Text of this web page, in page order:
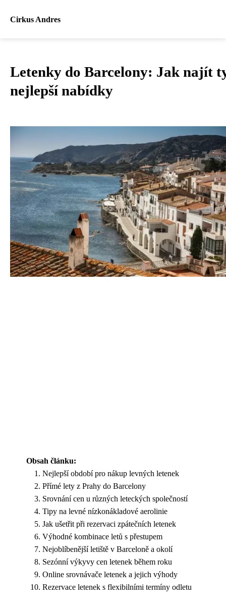
Cirkus Andres
Letenky do Barcelony: Jak najít
nejlepší nabídky
Obsah článku:
Nejlepší období pro nákup levných letenek
Přímé lety z Prahy do Barcelony
Srovnání cen u různých leteckých společností
Tipy na levné nízkonákladové aerolinie
Jak ušetřit při rezervaci zpátečních letenek
Výhodné kombinace letů s přestupem
Nejoblíbenější letiště v Barceloně a okolí
Sezónní výkyvy cen letenek během roku
Online srovnávače letenek a jejich výhody
Rezervace letenek s flexibilními termíny odletu